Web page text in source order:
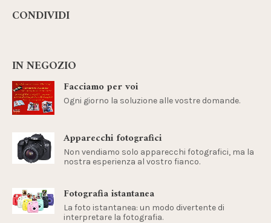
CONDIVIDI
IN NEGOZIO
Facciamo per voi
Ogni giorno la soluzione alle vostre domande.
Apparecchi fotografici
Non vendiamo solo apparecchi fotografici, ma la
nostra esperienza al vostro fianco.
Fotografia istantanea
La foto istantanea: un modo divertente di
interpretare la fotografia.